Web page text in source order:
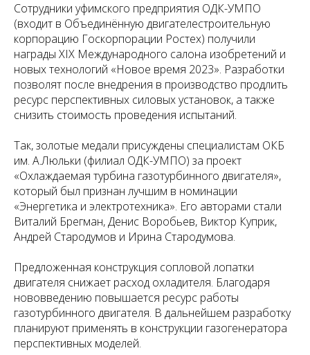
Сотрудники уфимского предприятия ОДК-УМПО
(входит в Объединённую двигателестроительную
корпорацию Госкорпорации Ростех) получили
награды ХIX Международного салона изобретений и
новых технологий «Новое время 2023». Разработки
позволят после внедрения в производство продлить
ресурс перспективных силовых установок, а также
снизить стоимость проведения испытаний.
Так, золотые медали присуждены специалистам ОКБ
им. А.Люльки (филиал ОДК-УМПО) за проект
«Охлаждаемая турбина газотурбинного двигателя»,
который был признан лучшим в номинации
«Энергетика и электротехника». Его авторами стали
Виталий Брегман, Денис Воробьев, Виктор Куприк,
Андрей Стародумов и Ирина Стародумова.
Предложенная конструкция сопловой лопатки
двигателя снижает расход охладителя. Благодаря
нововведению повышается ресурс работы
газотурбинного двигателя. В дальнейшем разработку
планируют применять в конструкции газогенератора
перспективных моделей.